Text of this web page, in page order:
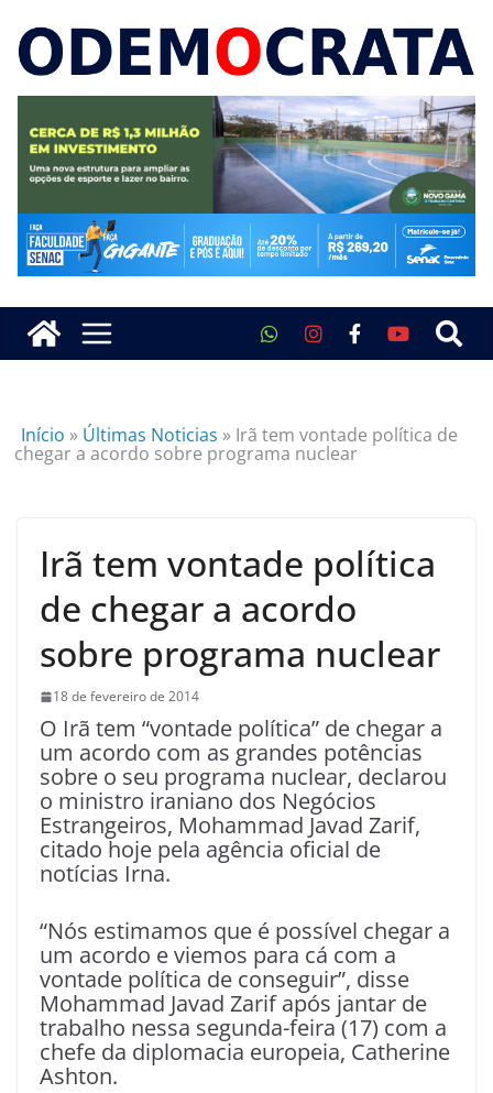
Início » Últimas Noticias » Irã tem vontade política de
chegar a acordo sobre programa nuclear
Irã tem vontade política
de chegar a acordo
sobre programa nuclear
18 de fevereiro de 2014
O Irã tem “vontade política” de chegar a
um acordo com as grandes potências
sobre o seu programa nuclear, declarou
o ministro iraniano dos Negócios
Estrangeiros, Mohammad Javad Zarif,
citado hoje pela agência oficial de
notícias Irna.
“Nós estimamos que é possível chegar a
um acordo e viemos para cá com a
vontade política de conseguir”, disse
Mohammad Javad Zarif após jantar de
trabalho nessa segunda-feira (17) com a
chefe da diplomacia europeia, Catherine
Ashton.